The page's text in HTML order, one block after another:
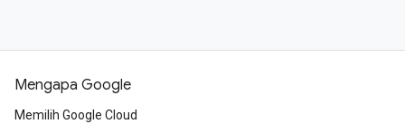
Mengapa Google
Memilih Google Cloud